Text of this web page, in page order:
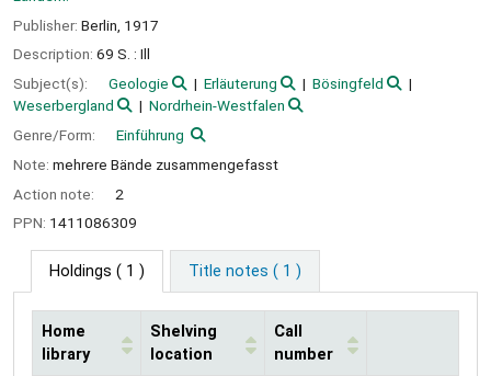
Publisher: Berlin, 1917
Description: 69 S. : Ill
Subject(s):
Geologie Erläuterung
Bösingfeld
Weserbergland
Nordrhein-Westfalen
Genre/Form:
Einführung
Note: mehrere Bände zusammengefasst
Action note:
2
PPN: 1411086309
Holdings ( 1 ) Title notes ( 1 )
Home
library
Shelving
location
Call
number